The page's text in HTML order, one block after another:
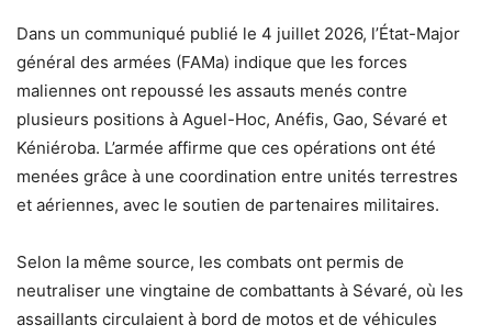
Dans un communiqué publié le 4 juillet 2026, l’État-Major
général des armées (FAMa) indique que les forces
maliennes ont repoussé les assauts menés contre
plusieurs positions à Aguel-Hoc, Anéfis, Gao, Sévaré et
Kéniéroba. L’armée affirme que ces opérations ont été
menées grâce à une coordination entre unités terrestres
et aériennes, avec le soutien de partenaires militaires.
Selon la même source, les combats ont permis de
neutraliser une vingtaine de combattants à Sévaré, où les
assaillants circulaient à bord de motos et de véhicules